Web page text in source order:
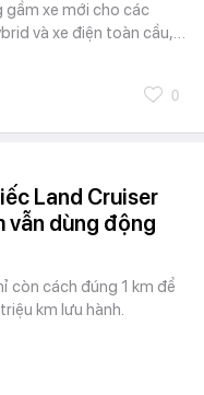
gầm xe mới cho các
và xe điện toàn cầu,…
0
Land Cruiser
vẫn dùng động
còn cách đúng 1 km để
km lưu hành.